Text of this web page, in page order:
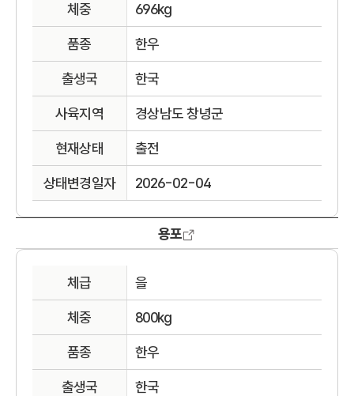
체중 696kg
품종 한우
출생국 한국
사육지역 경상남도 창녕군
현재상태 출전
상태변경일자 2026-02-04
용포
체급 을
체중 800kg
품종 한우
출생국 한국